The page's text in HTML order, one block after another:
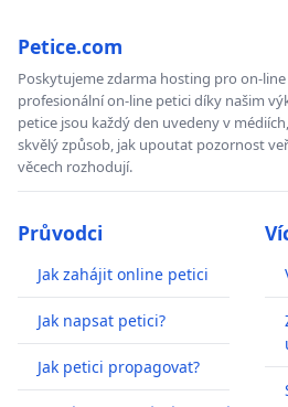
Petice.com
Poskytujeme zdarma hosting pro on-
profesionální on-line petici díky našim
petice jsou každý den uvedeny v
skvělý způsob, jak upoutat pozornost
věcech rozhodují.
Průvodci
Jak zahájit online petici
Jak napsat petici?
Jak petici propagovat?